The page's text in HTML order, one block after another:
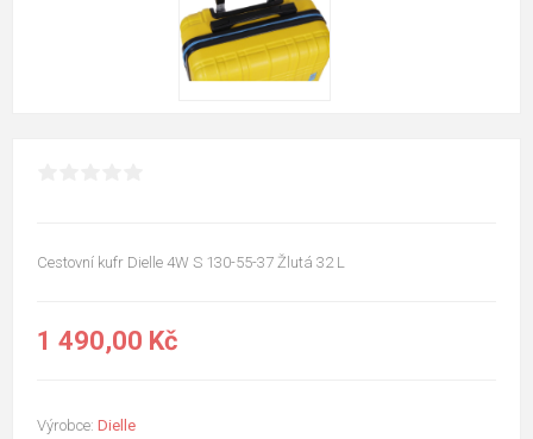
Cestovní kufr Dielle 4W S 130-55-37 Žlutá 32 L
1 490,00 Kč
Výrobce: Dielle